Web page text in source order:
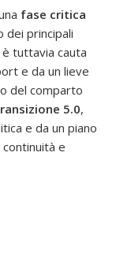
fase critica
dei principali
tuttavia cauta
e da un lieve
del comparto
5.0,
e da un piano
e